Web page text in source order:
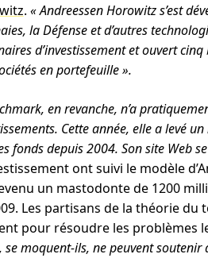
. « Andreessen Horowitz s’est
la Défense et d’autres
d’investissement et ouvert
en portefeuille ».
en revanche, n’a
Cette année, elle a levé
fonds depuis 2004. Son site Web
ont suivi le modèle
un mastodonte de 1200
Les partisans de la théorie
pour résoudre les problèmes
se moquent-ils, ne peuvent soutenir